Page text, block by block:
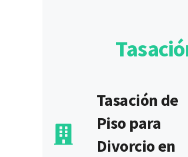
Tasación de
Piso para
Divorcio en